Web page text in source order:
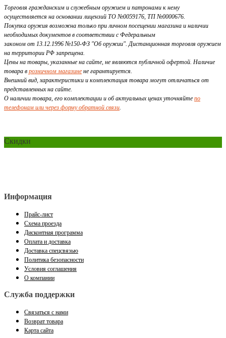
Торговля гражданским и служебным оружием и патронами к нему
осуществляется на основании лицензий ТО №0059176, ТП №0000676.
Покупка оружия возможна только при личном посещении магазина и наличии
необходимых документов в соответствии с Федеральным
законом от 13.12.1996 №150-ФЗ "Об оружии". Дистанционная торговля оружием
на территории РФ запрещена.
Цены на товары, указанные на сайте, не являются публичной офертой. Наличие
товара в розничном магазине не гарантируется.
Внешний вид, характеристики и комплектация товара могут отличаться от
представленных на сайте.
О наличии товара, его комплектации и об актуальных ценах уточняйте по
телефонам или через форму обратной связи.
Скидки
Информация
Прайс-лист
Схема проезда
Дисконтная программа
Оплата и доставка
Доставка спецсвязью
Политика безопасности
Условия соглашения
О компании
Служба поддержки
Связаться с нами
Возврат товара
Карта сайта